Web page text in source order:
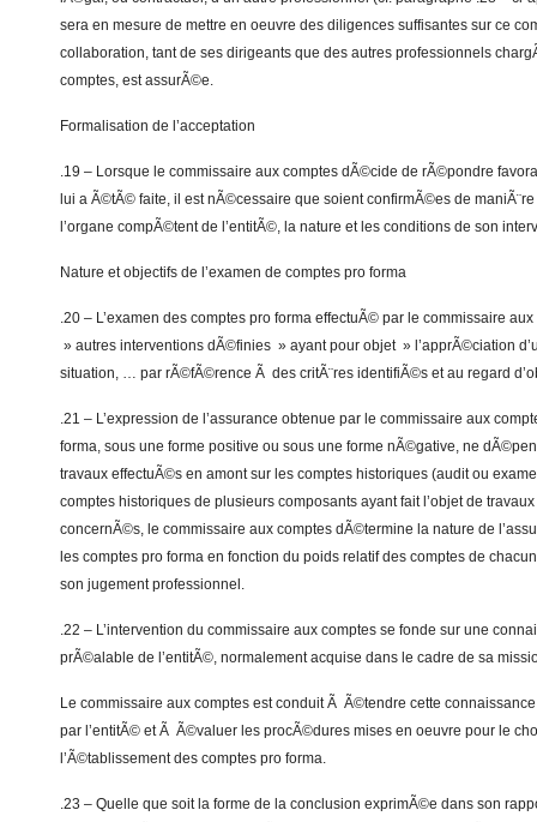
sera en mesure de mettre en oeuvre des diligences suffisantes sur ce
collaboration, tant de ses dirigeants que des autres professionnels
comptes, est assurÃ©e.
Formalisation de l’acceptation
.19 – Lorsque le commissaire aux comptes dÃ©cide de rÃ©pondre
lui a Ã©tÃ© faite, il est nÃ©cessaire que soient confirmÃ©es de
l’organe compÃ©tent de l’entitÃ©, la nature et les conditions de son
Nature et objectifs de l’examen de comptes pro forma
.20 – L’examen des comptes pro forma effectuÃ© par le commissaire
» autres interventions dÃ©finies » ayant pour objet » l’apprÃ©ciation
situation, … par rÃ©fÃ©rence Ã des critÃ¨res identifiÃ©s et au regard
.21 – L’expression de l’assurance obtenue par le commissaire aux
forma, sous une forme positive ou sous une forme nÃ©gative, ne
travaux effectuÃ©s en amont sur les comptes historiques (audit ou
comptes historiques de plusieurs composants ayant fait l’objet de
concernÃ©s, le commissaire aux comptes dÃ©termine la nature de
les comptes pro forma en fonction du poids relatif des comptes de
son jugement professionnel.
.22 – L’intervention du commissaire aux comptes se fonde sur une
prÃ©alable de l’entitÃ©, normalement acquise dans le cadre de sa
Le commissaire aux comptes est conduit Ã Ã©tendre cette
par l’entitÃ© et Ã Ã©valuer les procÃ©dures mises en oeuvre pour le
l’Ã©tablissement des comptes pro forma.
.23 – Quelle que soit la forme de la conclusion exprimÃ©e dans son